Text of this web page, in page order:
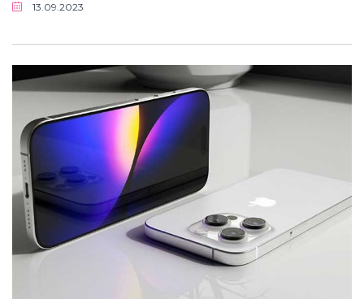
13.09.2023